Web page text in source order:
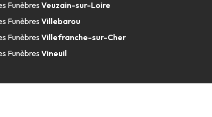
FunèbresVeuzain-sur-Loire
FunèbresVillebarou
FunèbresVillefranche-sur-Cher
FunèbresVineuil